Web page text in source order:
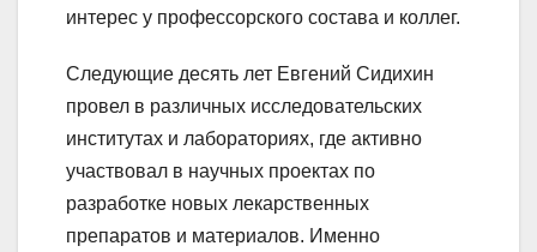
интерес у профессорского состава и коллег.
Следующие десять лет Евгений Сидихин
провел в различных исследовательских
институтах и лабораториях, где активно
участвовал в научных проектах по
разработке новых лекарственных
препаратов и материалов. Именно